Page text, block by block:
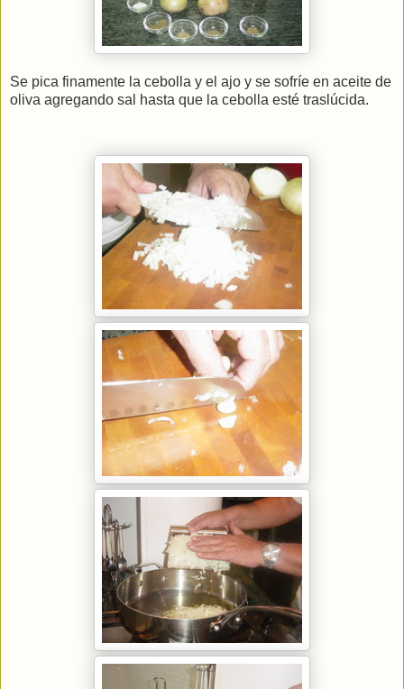
Se pica finamente la cebolla y el ajo y se sofríe en aceite de
oliva agregando sal hasta que la cebolla esté traslúcida.